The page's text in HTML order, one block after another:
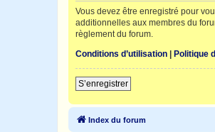
Vous devez être enregistré pour
additionnelles aux membres du
règlement du forum.
Conditions d’utilisation | Politique
S’enregistrer
Index du forum